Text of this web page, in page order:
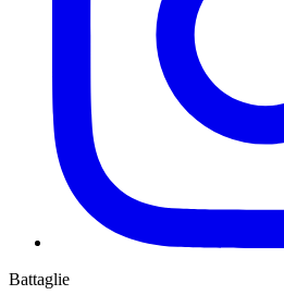
Battaglie